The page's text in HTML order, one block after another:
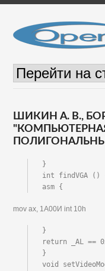
ШИКИН А. В.,
}
int findVGA ()
asm {
mov ax, 1А00И int 10h
}
return _AL ==
}
void